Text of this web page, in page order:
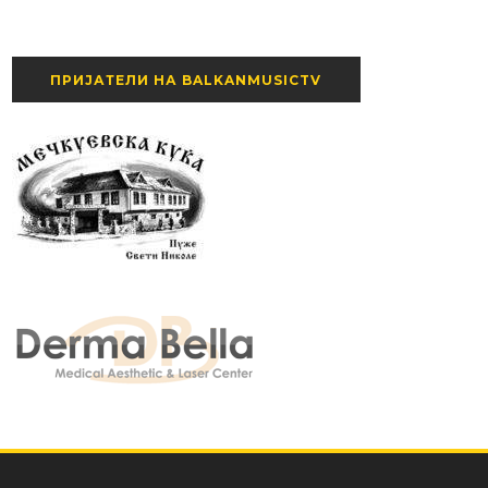
ПРИЈАТЕЛИ НА BALKANMUSICTV